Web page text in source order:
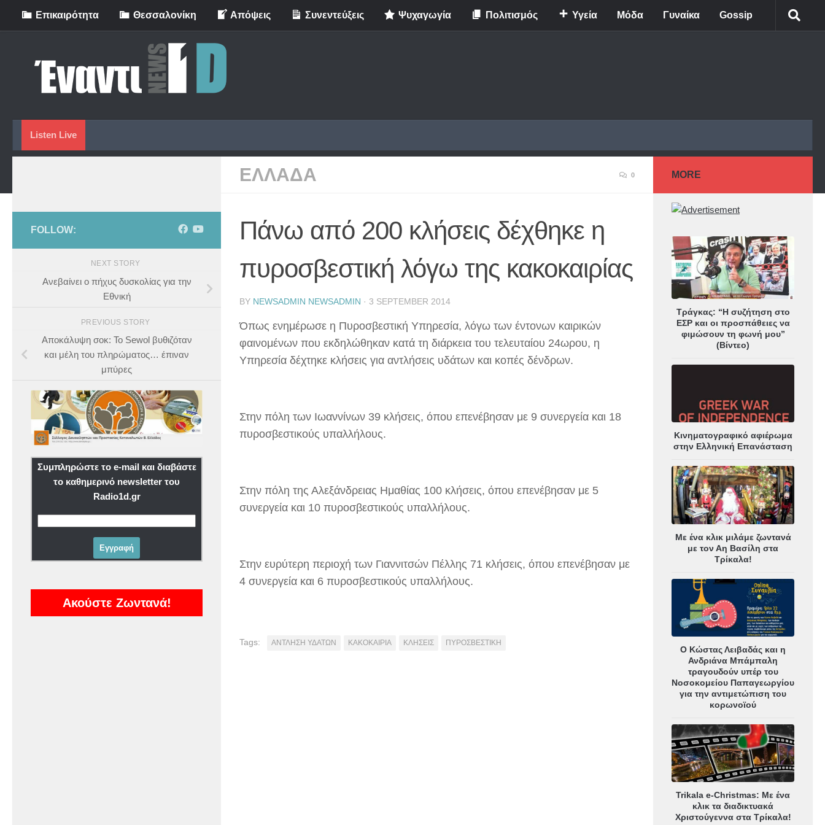
Skip to content
Eπικαιρότητα Θεσσαλονίκη Απόψεις Συνεντεύξεις Ψυχαγωγία Πολιτισμός Υγεία Μόδα Γυναίκα Gossip
Listen Live
ΕΛΛΑΔΑ 0
Πάνω από 200 κλήσεις δέχθηκε η
πυροσβεστική λόγω της κακοκαιρίας
BY NEWSADMIN NEWSADMIN · 3 SEPTEMBER 2014
Όπως ενημέρωσε η Πυροσβεστική Υπηρεσία, λόγω των έντονων καιρικών
φαινομένων που εκδηλώθηκαν κατά τη διάρκεια του τελευταίου 24ωρου, η
Υπηρεσία δέχτηκε κλήσεις για αντλήσεις υδάτων και κοπές δένδρων.
Στην πόλη των Ιωαννίνων 39 κλήσεις, όπου επενέβησαν με 9 συνεργεία και 18
πυροσβεστικούς υπαλλήλους.
Στην πόλη της Αλεξάνδρειας Ημαθίας 100 κλήσεις, όπου επενέβησαν με 5
συνεργεία και 10 πυροσβεστικούς υπαλλήλους.
Στην ευρύτερη περιοχή των Γιαννιτσών Πέλλης 71 κλήσεις, όπου επενέβησαν με
4 συνεργεία και 6 πυροσβεστικούς υπαλλήλους.
Tags: ΑΝΤΛΗΣΗ ΥΔΑΤΩΝ ΚΑΚΟΚΑΙΡΙΑ ΚΛΗΣΕΙΣ ΠΥΡΟΣΒΕΣΤΙΚΗ
FOLLOW:
NEXT STORY
Ανεβαίνει ο πήχυς δυσκολίας για την
Εθνική
PREVIOUS STORY
Αποκάλυψη σοκ: Το Sewol βυθιζόταν
και μέλη του πληρώματος… έπιναν
μπύρες
Συμπληρώστε το e-mail και διαβάστε
το καθημερινό newsletter του
Radio1d.gr
Ακούστε Ζωντανά!
MORE
Τράγκας: “Η συζήτηση στο
ΕΣΡ και οι προσπάθειες να
φιμώσουν τη φωνή μου”
(Βίντεο)
Κινηματογραφικό αφιέρωμα
στην Ελληνική Επανάσταση
Με ένα κλικ μιλάμε ζωντανά
με τον Αη Βασίλη στα
Τρίκαλα!
Ο Κώστας Λειβαδάς και η
Ανδριάνα Μπάμπαλη
τραγουδούν υπέρ του
Νοσοκομείου Παπαγεωργίου
για την αντιμετώπιση του
κορωνοϊού
Trikala e-Christmas: Με ένα
κλικ τα διαδικτυακά
Χριστούγεννα στα Τρίκαλα!